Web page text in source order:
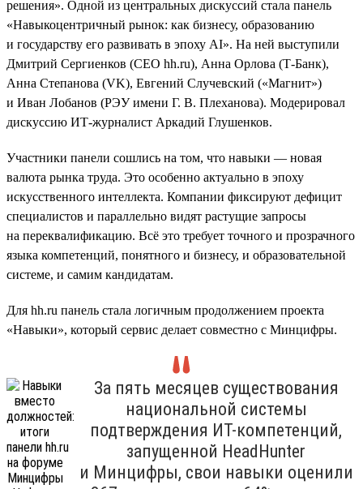
решения». Одной из центральных дискуссий стала панель
«Навыкоцентричный рынок: как бизнесу, образованию
и государству его развивать в эпоху AI». На ней выступили
Дмитрий Сергиенков (CEO hh.ru), Анна Орлова (Т-Банк),
Анна Степанова (VK), Евгений Случевский («Магнит»)
и Иван Лобанов (РЭУ имени Г. В. Плеханова). Модерировал
дискуссию ИТ-журналист Аркадий Глушенков.
Участники панели сошлись на том, что навыки — новая
валюта рынка труда. Это особенно актуально в эпоху
искусственного интеллекта. Компании фиксируют дефицит
специалистов и параллельно видят растущие запросы
на переквалификацию. Всё это требует точного и прозрачного
языка компетенций, понятного и бизнесу, и образовательной
системе, и самим кандидатам.
Для hh.ru панель стала логичным продолжением проекта
«Навыки», который сервис делает совместно с Минцифры.
За пять месяцев существования
национальной системы
подтверждения ИТ-компетенций,
запущенной HeadHunter
и Минцифры, свои навыки оценили